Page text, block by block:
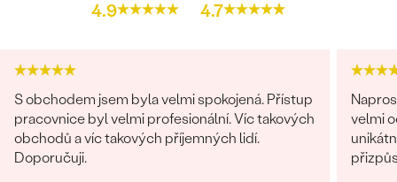
4.9 4.7
S obchodem jsem byla velmi spokojená. Přístup
pracovnice byl velmi profesionální. Víc takových
obchodů a víc takových příjemných lidí.
Doporučuji.
velmi